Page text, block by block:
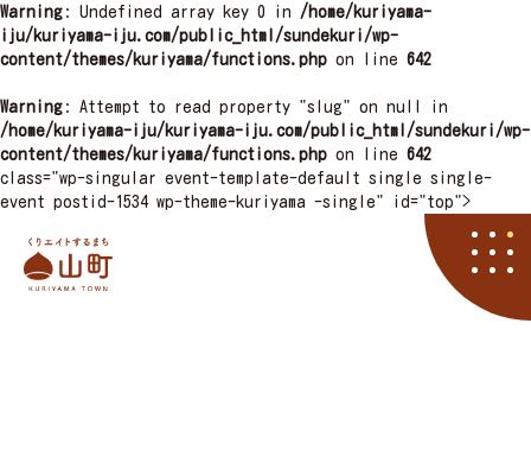
Warning : Undefined array key 0 in /home/kuriyama-
iju/kuriyama-iju.com/public_html/sundekuri/wp-
content/themes/kuriyama/functions.php on line 642
Warning : Attempt to read property "slug" on null in
/home/kuriyama-iju/kuriyama-iju.com/public_html/sundekuri/wp-
content/themes/kuriyama/functions.php on line 642
class="wp-singular event-template-default single single-
event postid-1534 wp-theme-kuriyama -single" id="top">